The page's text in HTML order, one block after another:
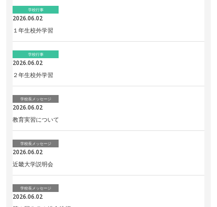
学校行事
2026.06.02
１年生校外学習
学校行事
2026.06.02
２年生校外学習
学校長メッセージ
2026.06.02
教育実習について
学校長メッセージ
2026.06.02
近畿大学説明会
学校長メッセージ
2026.06.02